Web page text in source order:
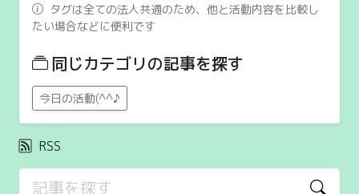
タグは全ての法人共通のため、他と活動内容を比較し
たい場合などに便利です
同じカテゴリの記事を探す
今日の活動(^^♪
RSS